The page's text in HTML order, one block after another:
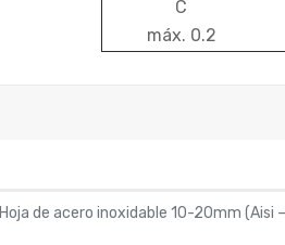
C
máx. 0.2
Hoja de acero inoxidable 10-20mm